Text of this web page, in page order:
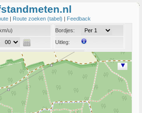
| Route zoeken (tabel) | Feedback
u)
Bordjes:
Uitleg:
deze route